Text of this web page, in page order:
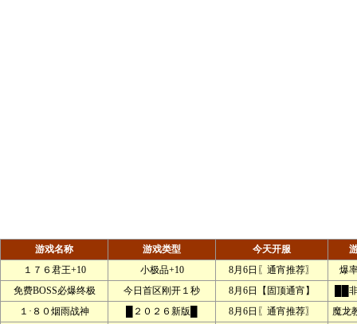
游戏名称 游戏类型 今天开服
１７６君王+10
小极品+10 8月6日〖通宵推荐〗
爆
免费BOSS必爆终极
今日首区刚开１秒 8月6日【固顶通宵】
██
１·８０烟雨战神
█２０２６新版█ 8月6日〖通宵推荐〗
魔龙